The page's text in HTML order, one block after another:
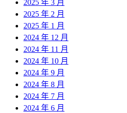
2025 年 3 月
2025 年 2 月
2025 年 1 月
2024 年 12 月
2024 年 11 月
2024 年 10 月
2024 年 9 月
2024 年 8 月
2024 年 7 月
2024 年 6 月